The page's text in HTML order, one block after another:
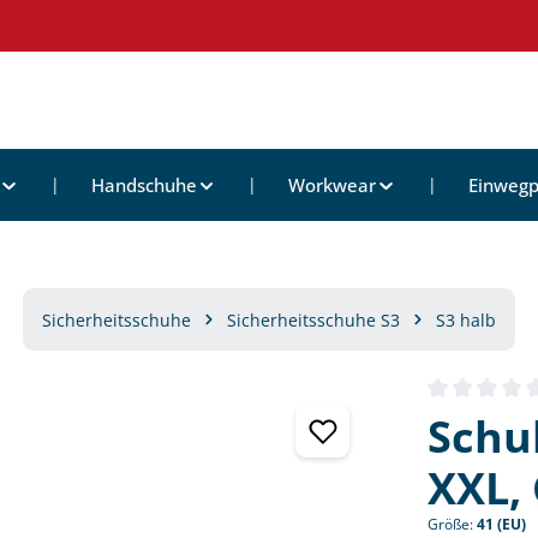
Handschuhe Workwear
Sicherheitsschuhe Sicherheitsschuhe S3 S3 halb
XXL,
Größe:41 (EU)